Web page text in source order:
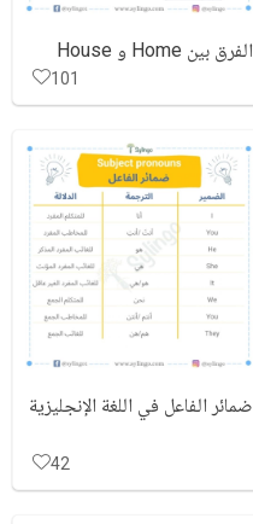
الفرق بين Home و House
101
ضمائر الفاعل في اللغة الإنجليزية
42